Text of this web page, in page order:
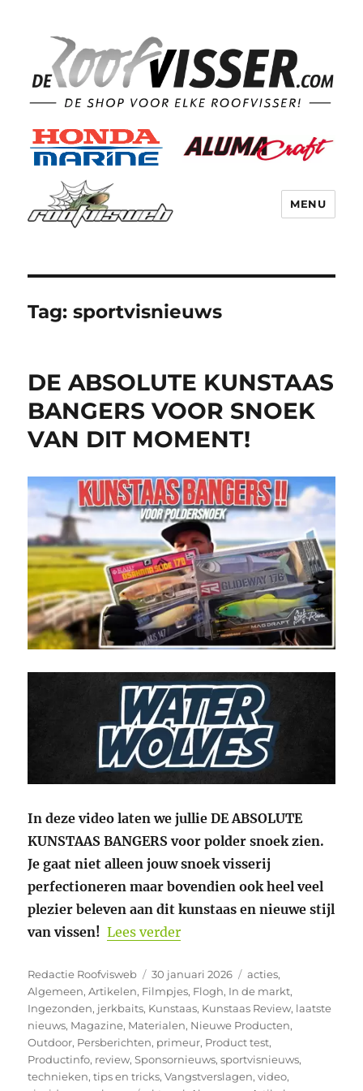
MENU
Tag:sportvisnieuws
DE ABSOLUTE KUNSTAAS
BANGERS VOOR SNOEK
VAN DIT MOMENT!
In deze video laten we jullie DE ABSOLUTE
KUNSTAAS BANGERS voor polder snoek zien.
Je gaat niet alleen jouw snoek visserij
perfectioneren maar bovendien ook heel veel
plezier beleven aan dit kunstaas en nieuwe stijl
van vissen! Lees verder“DE ABSOLUTE
Auteur
Redactie Roofvisweb
Geplaatst
op
30 januari 2026 Categorieën
acties,
Algemeen,Artikelen, Filmpjes, Flogh, In de markt,
Ingezonden, jerkbaits, Kunstaas, Kunstaas Review, laatste
nieuws, Magazine, Materialen, Nieuwe Producten,
Outdoor, Persberichten, primeur, Product test,
Productinfo, review,Sponsornieuws,sportvisnieuws,
technieken,tips en tricks,Vangstverslagen,video,